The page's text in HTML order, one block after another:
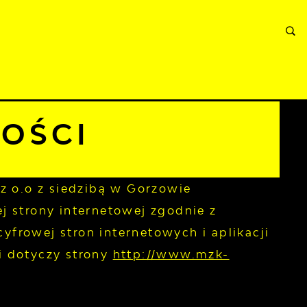
o.o z siedzibą w Gorzowie
strony internetowej zgodnie z
stron internetowych i aplikacji
dotyczy strony http://www.mzk-